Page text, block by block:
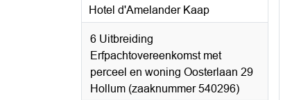
Hotel d'Amelander Kaap
6 Uitbreiding
Erfpachtovereenkomst met
perceel en woning Oosterlaan 29
Hollum (zaaknummer 540296)